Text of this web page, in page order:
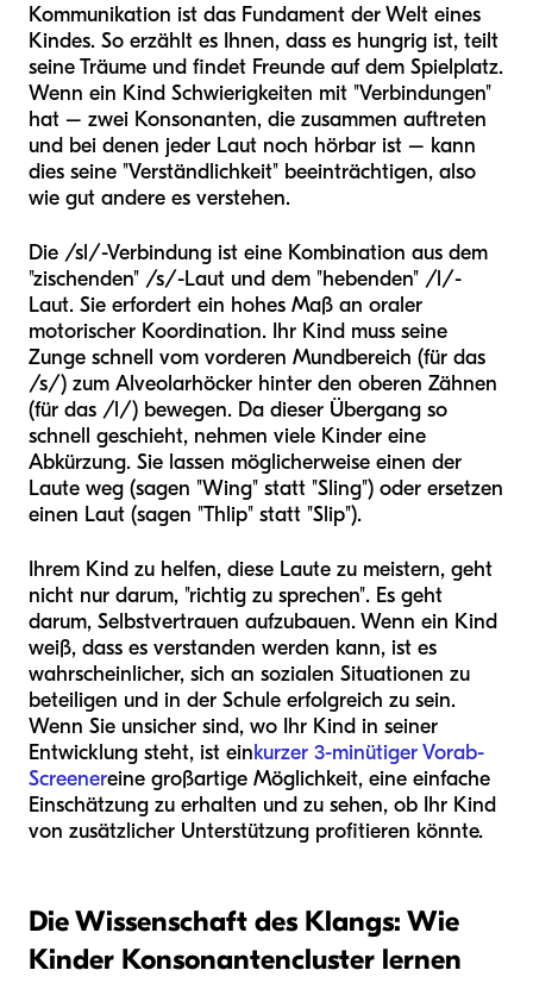
Kommunikation ist das Fundament der Welt eines
Kindes. So erzählt es Ihnen, dass es hungrig ist, teilt
seine Träume und findet Freunde auf dem Spielplatz.
Wenn ein Kind Schwierigkeiten mit "Verbindungen"
hat – zwei Konsonanten, die zusammen auftreten
und bei denen jeder Laut noch hörbar ist – kann
dies seine "Verständlichkeit" beeinträchtigen, also
wie gut andere es verstehen.
Die /sl/-Verbindung ist eine Kombination aus dem
"zischenden" /s/-Laut und dem "hebenden" /l/-
Laut. Sie erfordert ein hohes Maß an oraler
motorischer Koordination. Ihr Kind muss seine
Zunge schnell vom vorderen Mundbereich (für das
/s/) zum Alveolarhöcker hinter den oberen Zähnen
(für das /l/) bewegen. Da dieser Übergang so
schnell geschieht, nehmen viele Kinder eine
Abkürzung. Sie lassen möglicherweise einen der
Laute weg (sagen "Wing" statt "Sling") oder ersetzen
einen Laut (sagen "Thlip" statt "Slip").
Ihrem Kind zu helfen, diese Laute zu meistern, geht
nicht nur darum, "richtig zu sprechen". Es geht
darum, Selbstvertrauen aufzubauen. Wenn ein Kind
weiß, dass es verstanden werden kann, ist es
wahrscheinlicher, sich an sozialen Situationen zu
beteiligen und in der Schule erfolgreich zu sein.
Wenn Sie unsicher sind, wo Ihr Kind in seiner
Entwicklung steht, ist einkurzer 3-minütiger Vorab-
Screenereine großartige Möglichkeit, eine einfache
Einschätzung zu erhalten und zu sehen, ob Ihr Kind
von zusätzlicher Unterstützung profitieren könnte.
Die Wissenschaft des Klangs: Wie
Kinder Konsonantencluster lernen